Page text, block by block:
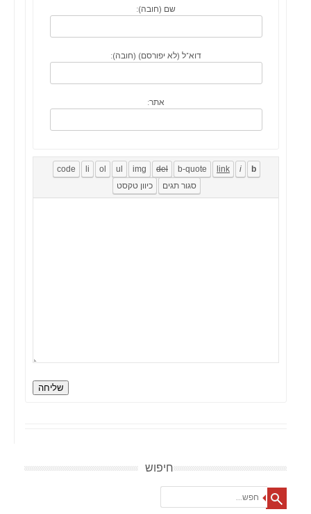
שם (חובה):
דוא"ל (לא יפורסם) (חובה):
אתר:
שליחה
חיפוש